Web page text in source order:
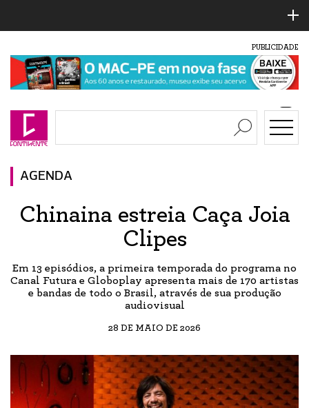
PUBLICIDADE
AGENDA
Chinaina estreia Caça Joia
Clipes
Em 13 episódios, a primeira temporada do programa no
Canal Futura e Globoplay apresenta mais de 170 artistas
e bandas de todo o Brasil, através de sua produção
audiovisual
28 DE MAIO DE 2026